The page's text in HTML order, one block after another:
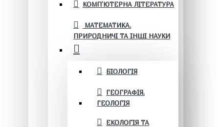
КОМП'ЮТЕРНА ЛІТЕРАТУРА
МАТЕМАТИКА.
ПРИРОДНИЧІ ТА ІНШІ НАУКИ
БІОЛОГІЯ
ГЕОГРАФІЯ.
ГЕОЛОГІЯ
ЕКОЛОГІЯ ТА